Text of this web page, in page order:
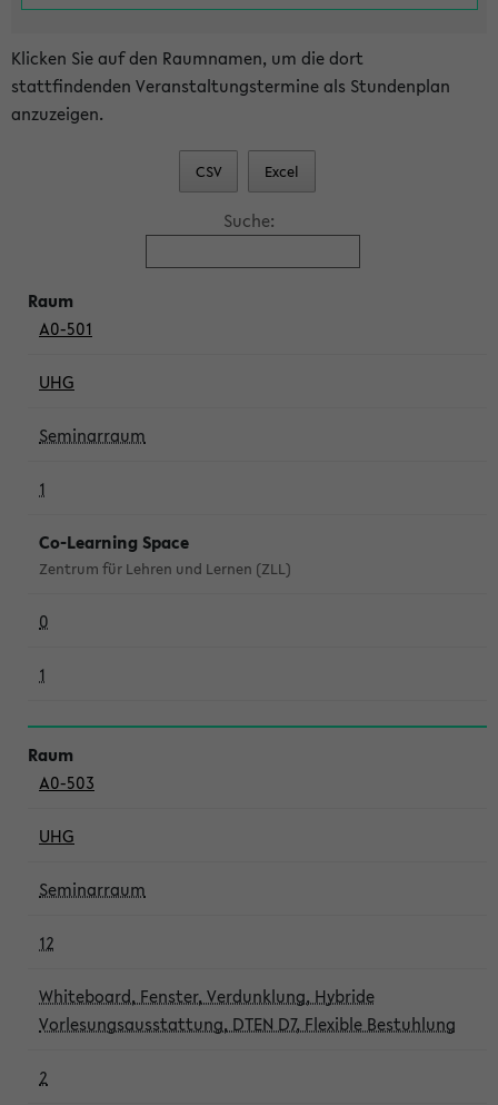
Klicken Sie auf den Raumnamen, um die dort
stattfindenden Veranstaltungstermine als Stundenplan
anzuzeigen.
CSV Excel
Suche:
A0-501
UHG
Seminarraum
1
Co-Learning Space
Zentrum für Lehren und Lernen (ZLL)
0
1
A0-503
UHG
Seminarraum
12
Whiteboard, Fenster, Verdunklung, Hybride
Vorlesungsausstattung, DTEN D7, Flexible Bestuhlung
2